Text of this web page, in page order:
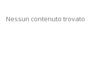
Nessun contenuto trovato